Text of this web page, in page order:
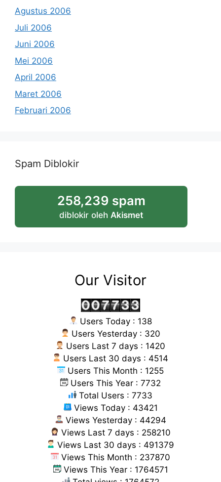
Agustus 2006
Juli 2006
Juni 2006
Mei 2006
April 2006
Maret 2006
Februari 2006
Spam Diblokir
258,239 spam
diblokir oleh Akismet
Our Visitor
Users Today : 138
Users Yesterday : 320
Users Last 7 days : 1420
Users Last 30 days : 4514
Users This Month : 1255
Users This Year : 7732
Total Users : 7733
Views Today : 43421
Views Yesterday : 44294
Views Last 7 days : 258210
Views Last 30 days : 491379
Views This Month : 237870
Views This Year : 1764571